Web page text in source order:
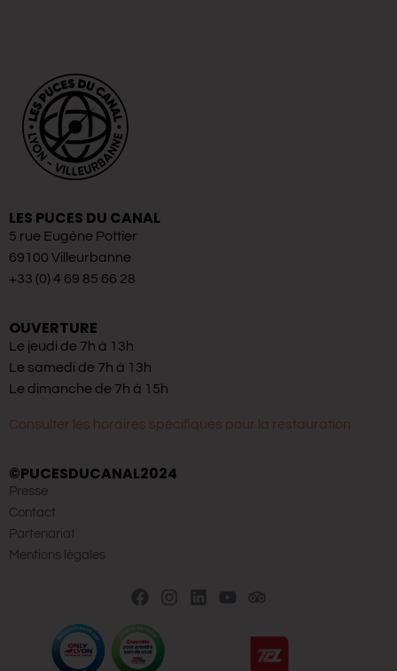
LES PUCES DU CANAL
5 rue Eugène Pottier
69100 Villeurbanne
+33 (0) 4 69 85 66 28
OUVERTURE
Le jeudi de 7h à 13h
Le samedi de 7h à 13h
Le dimanche de 7h à 15h
Consulter les horaires spécifiques pour la restauration
©PUCESDUCANAL2024
Presse
Contact
Partenariat
Mentions légales